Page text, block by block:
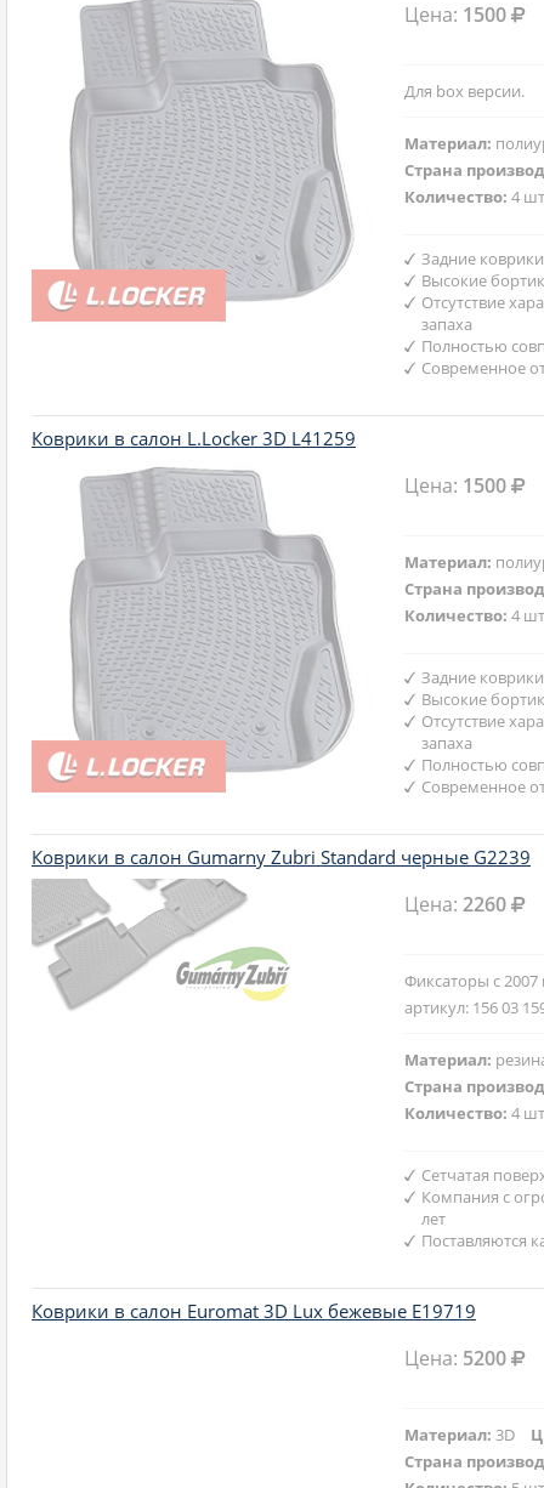
Цена: 1500
Для box версии.
Материал:
Страна
Количество:4
Задние
Высокие
Отсутствие
запаха
Полностью
Современное
Коврики в салон L.Locker 3D L41259
Цена: 1500
Материал:
Страна
Количество:4
Задние
Высокие
Отсутствие
запаха
Полностью
Современное
Коврики в салон Gumarny Zubri Standard черные G2239
Цена:2260
Фиксаторы с
артикул: 156 03
Материал:
Страна
Количество:4
Сетчатая
Компания с
лет
Поставляются
Коврики в салон Euromat 3D Lux бежевые E19719
Цена: 5200
Материал:3D
Страна